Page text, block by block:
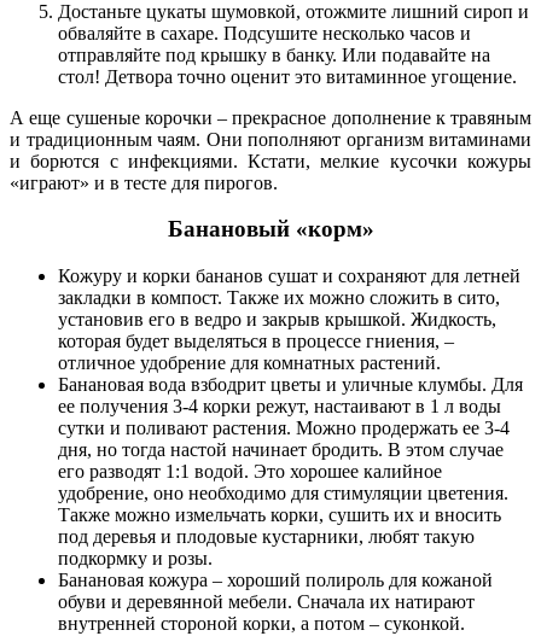
Достаньте цукаты шумовкой, отожмите лишний сироп и
обваляйте в сахаре. Подсушите несколько часов и
отправляйте под крышку в банку. Или подавайте на
стол! Детвора точно оценит это витаминное угощение.
А еще сушеные корочки – прекрасное дополнение к травяным
и традиционным чаям. Они пополняют организм витаминами
и борются с инфекциями. Кстати, мелкие кусочки кожуры
«играют» и в тесте для пирогов.
Банановый «корм»
Кожуру и корки бананов сушат и сохраняют для летней
закладки в компост. Также их можно сложить в сито,
установив его в ведро и закрыв крышкой. Жидкость,
которая будет выделяться в процессе гниения, –
отличное удобрение для комнатных растений.
Банановая вода взбодрит цветы и уличные клумбы. Для
ее получения 3-4 корки режут, настаивают в 1 л воды
сутки и поливают растения. Можно продержать ее 3-4
дня, но тогда настой начинает бродить. В этом случае
его разводят 1:1 водой. Это хорошее калийное
удобрение, оно необходимо для стимуляции цветения.
Также можно измельчать корки, сушить их и вносить
под деревья и плодовые кустарники, любят такую
подкормку и розы.
Банановая кожура – хороший полироль для кожаной
обуви и деревянной мебели. Сначала их натирают
внутренней стороной корки, а потом – суконкой.